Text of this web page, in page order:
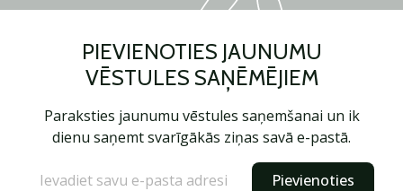
PIEVIENOTIES JAUNUMU
VĒSTULES SAŅĒMĒJIEM
Paraksties jaunumu vēstules saņemšanai un ik
dienu saņemt svarīgākās ziņas savā e-pastā.
Pievienoties